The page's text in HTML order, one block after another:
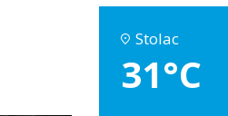
Stolac
31°C